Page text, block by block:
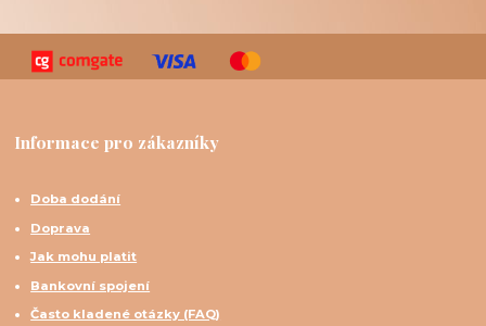
Informace pro zákazníky
Doba dodání
Doprava
Jak mohu platit
Bankovní spojení
Často kladené otázky (FAQ)